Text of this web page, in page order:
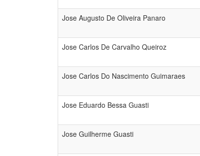
Jose Augusto De Oliveira Panaro
Jose Carlos De Carvalho Queiroz
Jose Carlos Do Nascimento Guimaraes
Jose Eduardo Bessa Guasti
Jose Guilherme Guasti